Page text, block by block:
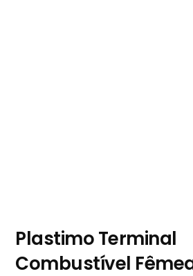
Plastimo Terminal
Combustível